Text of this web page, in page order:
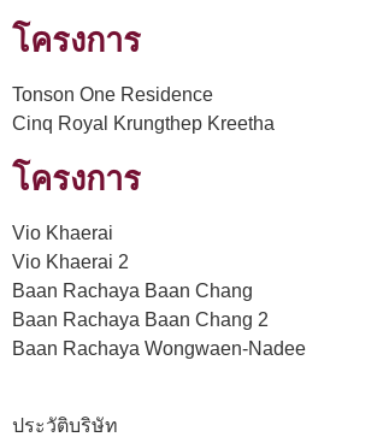
โครงการ
Tonson One Residence
Cinq Royal Krungthep Kreetha
โครงการ
Vio Khaerai
Vio Khaerai 2
Baan Rachaya Baan Chang
Baan Rachaya Baan Chang 2
Baan Rachaya Wongwaen-Nadee
ประวัติบริษัท